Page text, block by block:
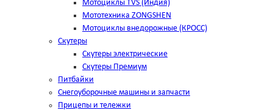
Мотоциклы TVS (Индия)
Мототехника ZONGSHEN
Мотоциклы внедорожные (КРОСС)
Скутеры
Скутеры электрические
Скутеры Премиум
Питбайки
Снегоуборочные машины и запчасти
Прицепы и тележки